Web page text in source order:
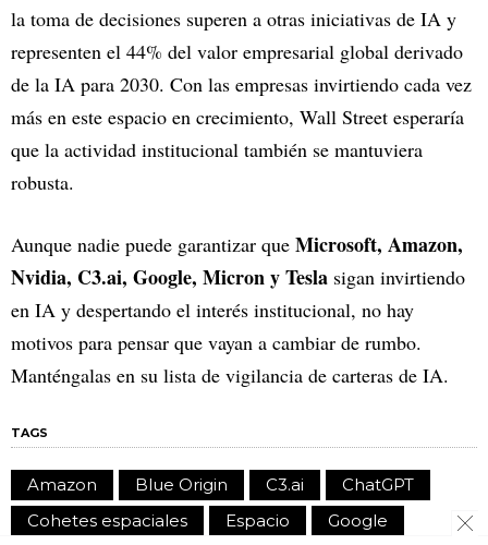
la toma de decisiones superen a otras iniciativas de IA y
representen el 44% del valor empresarial global derivado
de la IA para 2030. Con las empresas invirtiendo cada vez
más en este espacio en crecimiento, Wall Street esperaría
que la actividad institucional también se mantuviera
robusta.
Aunque nadie puede garantizar que Microsoft, Amazon,
Nvidia, C3.ai, Google, Micron y Tesla sigan invirtiendo
en IA y despertando el interés institucional, no hay
motivos para pensar que vayan a cambiar de rumbo.
Manténgalas en su lista de vigilancia de carteras de IA.
TAGS
Amazon Blue Origin C3.ai
ChatGPT
Cohetes espaciales
Espacio Google